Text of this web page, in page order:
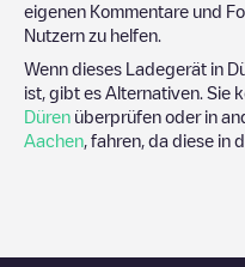
eigenen Kommentare und
Nutzern zu helfen.
Wenn dieses Ladegerät in
ist, gibt es Alternativen. Sie
Düren überprüfen oder in
Aachen , fahren, da diese in